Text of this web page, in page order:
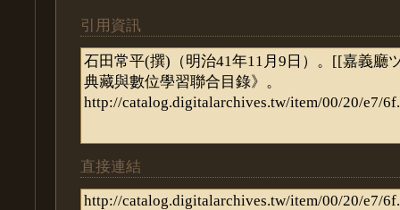
引用資訊
直接連結